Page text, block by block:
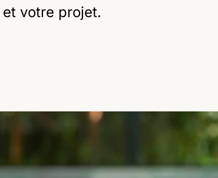
votre projet.